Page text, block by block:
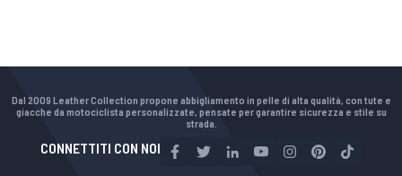
Dal 2009 Leather Collection propone abbigliamento in pelle di alta qualità, con tute e
giacche da motociclista personalizzate, pensate per garantire sicurezza e stile su
strada.
CONNETTITI CON NOI